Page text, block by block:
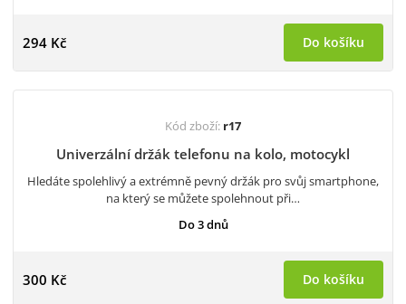
294 Kč Do košíku
Kód zboží: r17
Univerzální držák telefonu na kolo, motocykl
Hledáte spolehlivý a extrémně pevný držák pro svůj smartphone,
na který se můžete spolehnout při…
Do 3 dnů
300 Kč Do košíku